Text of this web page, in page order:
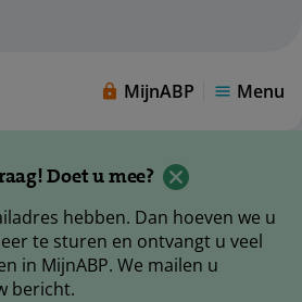
MijnABP Menu
Doet u mee?
hebben. Dan hoeven we u
te sturen en ontvangt u veel
in MijnABP. We mailen u
bericht.